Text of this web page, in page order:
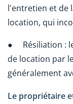
l'entretien et de
location, qui
● Résiliation :
de location par
généralement
Le propriétaire